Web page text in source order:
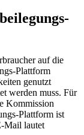
auf die
Plattform
genutzt
werden muss. Für
Kommission
Plattform ist
Mail lautet